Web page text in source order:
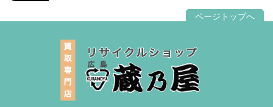
ページトップへ